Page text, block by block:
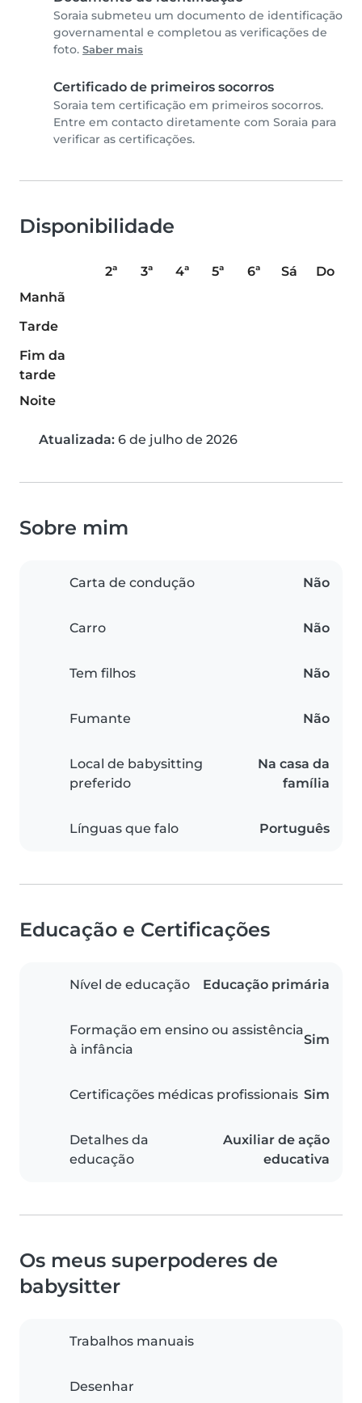
Soraia submeteu um documento de identificação
governamental e completou as verificações de
foto. Saber mais
Certificado de primeiros socorros
Soraia tem certificação em primeiros socorros.
Entre em contacto diretamente com Soraia para
verificar as certificações.
Disponibilidade
2ª 3ª 4ª 5ª 6ª Sá
Do
Manhã
Tarde
Fim da
tarde
Noite
Atualizada: 6 de julho de 2026
Sobre mim
Carta de condução Não
Carro Não
Tem filhos Não
Fumante Não
Local de babysitting
preferido
Na casa da
família
Línguas que falo Português
Educação e Certificações
Nível de educação Educação primária
Formação em ensino ou assistência
à infância
Sim
Certificações médicas profissionais Sim
Detalhes da
educação
Auxiliar de ação
educativa
Os meus superpoderes de
babysitter
Trabalhos manuais
Desenhar